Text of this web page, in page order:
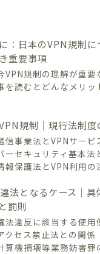
：日本のVPN規制に
重要事項
VPN規制の理解が重要
を読むとどんなメリッ
規制｜現行法制度
信事業法とVPNサービ
ーセキュリティ基本法
報保護法とVPN利用の
法となるケース｜具
罰則
法違反に該当する使用
クセス禁止法との関係
算機損壊等業務妨害罪